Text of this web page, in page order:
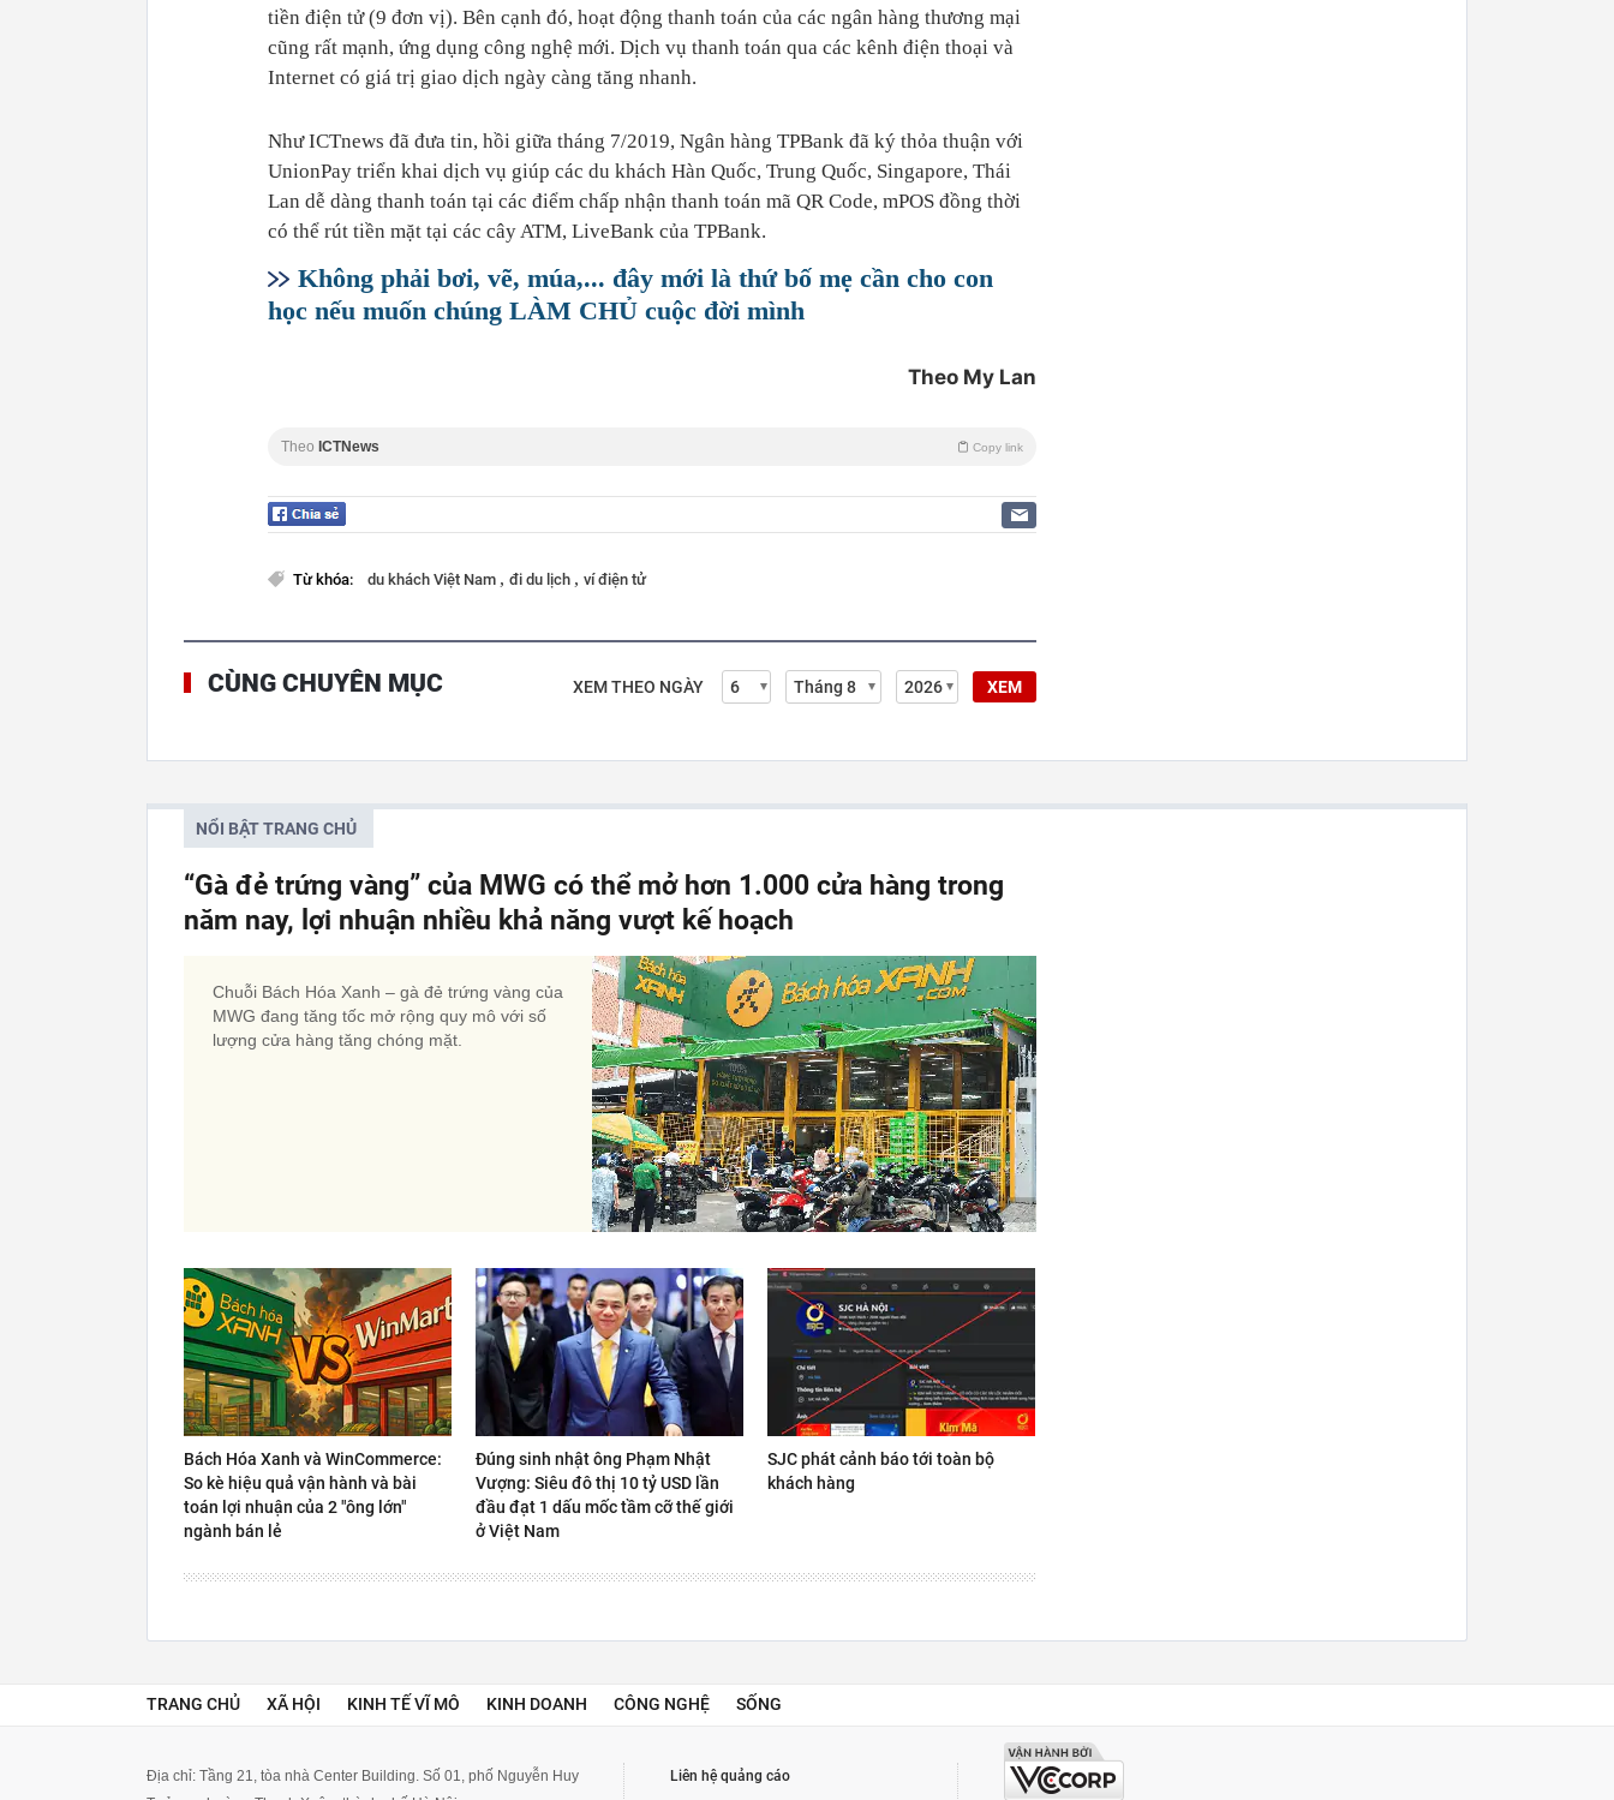
tiền điện tử (9 đơn vị). Bên cạnh đó, hoạt động thanh toán của các ngân hàng thương mại
cũng rất mạnh, ứng dụng công nghệ mới. Dịch vụ thanh toán qua các kênh điện thoại và
Internet có giá trị giao dịch ngày càng tăng nhanh.
Như ICTnews đã đưa tin, hồi giữa tháng 7/2019, Ngân hàng TPBank đã ký thỏa thuận với
UnionPay triển khai dịch vụ giúp các du khách Hàn Quốc, Trung Quốc, Singapore, Thái
Lan dễ dàng thanh toán tại các điểm chấp nhận thanh toán mã QR Code, mPOS đồng thời
có thể rút tiền mặt tại các cây ATM, LiveBank của TPBank.
Không phải bơi, vẽ, múa,... đây mới là thứ bố mẹ cần cho con
học nếu muốn chúng LÀM CHỦ cuộc đời mình
Theo My Lan
Theo ICTNews Copy link
Từ khóa: du khách Việt Nam , đi du lịch , ví điện tử
CÙNG CHUYÊN MỤC XEM THEO NGÀY XEM
NỔI BẬT TRANG CHỦ
“Gà đẻ trứng vàng” của MWG có thể mở hơn 1.000 cửa hàng trong
năm nay, lợi nhuận nhiều khả năng vượt kế hoạch
Chuỗi Bách Hóa Xanh – gà đẻ trứng vàng của
MWG đang tăng tốc mở rộng quy mô với số
lượng cửa hàng tăng chóng mặt.
Bách Hóa Xanh và WinCommerce:
So kè hiệu quả vận hành và bài
toán lợi nhuận của 2 "ông lớn"
ngành bán lẻ
Đúng sinh nhật ông Phạm Nhật
Vượng: Siêu đô thị 10 tỷ USD lần
đầu đạt 1 dấu mốc tầm cỡ thế giới
ở Việt Nam
SJC phát cảnh báo tới toàn bộ
khách hàng
TRANG CHỦ XÃ HỘI KINH TẾ VĨ MÔ KINH DOANH CÔNG NGHỆ SỐNG
Địa chỉ: Tầng 21, tòa nhà Center Building. Số 01, phố Nguyễn Huy
Liên hệ quảng cáo